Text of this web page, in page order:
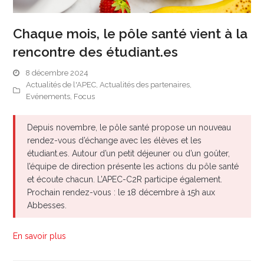
Chaque mois, le pôle santé vient à la
rencontre des étudiant.es
8 décembre 2024
Actualités de l'APEC ,Actualités des partenaires
Evénements Focus
Depuis novembre, le pôle santé propose un nouveau
rendez-vous d’échange avec les élèves et les
étudiant.es. Autour d’un petit déjeuner ou d’un goûter,
l’équipe de direction présente les actions du pôle santé
et écoute chacun. L’APEC-C2R participe également.
Prochain rendez-vous : le 18 décembre à 15h aux
Abbesses.
En savoir plus